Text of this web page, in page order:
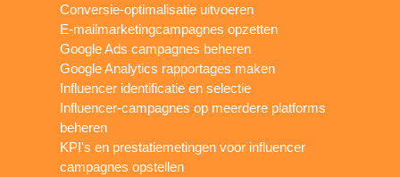
Conversie-optimalisatie uitvoeren
E-mailmarketingcampagnes opzetten
Google Ads campagnes beheren
Google Analytics rapportages maken
Influencer identificatie en selectie
Influencer-campagnes op meerdere platforms
beheren
KPI's en prestatiemetingen voor influencer
campagnes opstellen